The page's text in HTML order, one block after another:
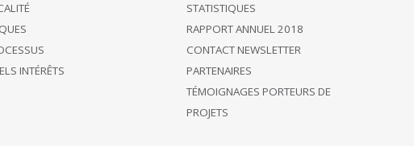
INTÉRÊTS
STATISTIQUES
RAPPORT ANNUEL 2018
CONTACT NEWSLETTER
PARTENAIRES
TÉMOIGNAGES PORTEURS DE
PROJETS